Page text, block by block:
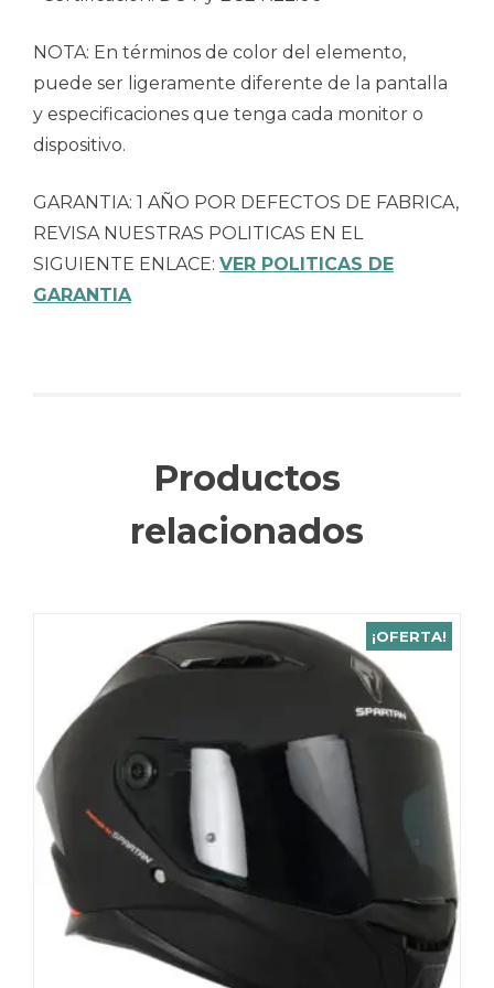
NOTA: En términos de color del elemento,
puede ser ligeramente diferente de la pantalla
y especificaciones que tenga cada monitor o
dispositivo.
GARANTIA: 1 AÑO POR DEFECTOS DE FABRICA,
REVISA NUESTRAS POLITICAS EN EL
SIGUIENTE ENLACE: VER POLITICAS DE
GARANTIA
Productos
relacionados
¡OFERTA!